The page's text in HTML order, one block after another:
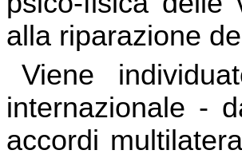
alla riparazione
Viene
internazionale -
accordi